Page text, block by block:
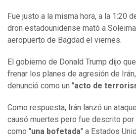
Fue justo a la misma hora, a la 1:20
dron estadounidense mató a
aeropuerto de Bagdad el viernes.
El gobierno de Donald Trump dijo
frenar los planes de agresión de
denunció como un "acto de
Como respuesta, Irán lanzó un
causó muertes pero fue descrito por
como "una bofetada" a Estados